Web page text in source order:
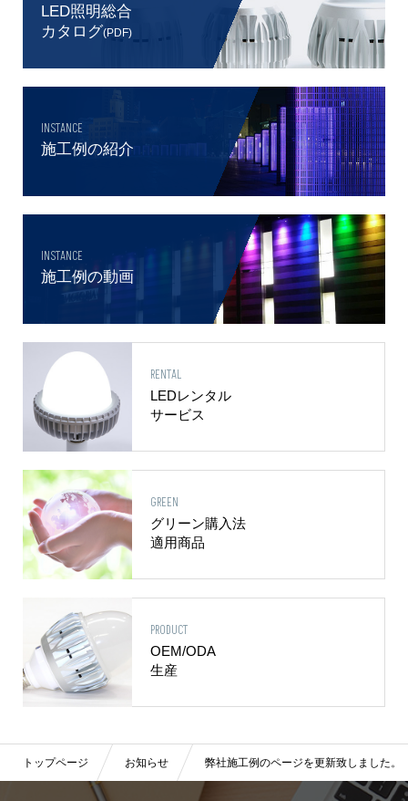
LED照明総合
カタログ(PDF)
INSTANCE
施工例の紹介
INSTANCE
施工例の動画
RENTAL
LEDレンタル
サービス
GREEN
グリーン購入法
適用商品
PRODUCT
OEM/ODA
生産
トップページ お知らせ 弊社施工例のページを更新致しました。